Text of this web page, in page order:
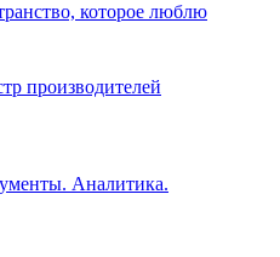
которое люблю
производителей
Аналитика.